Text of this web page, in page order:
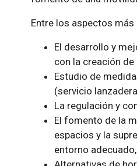
Entre los aspectos
El desarrollo y
con la creación
Estudio de
(servicio
La regulación y
El fomento de la
espacios y la
entorno